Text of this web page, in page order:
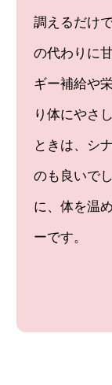
調えるだけ
の代わりに
ギー補給や
り体にやさ
ときは、シ
のも良いで
に、体を温
ーです。